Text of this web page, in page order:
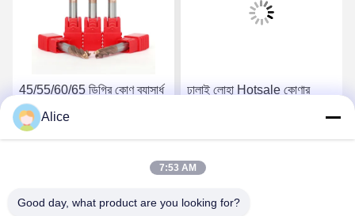
45/55/60/65 ডিগ্রি কোণ ব্যাসার্ধ
অ-লোহার ধাতুর জন্য শেষ মিল
OEM/ODM কাস্টমাইজড লোগো
ঢালাই লোহা Hotsale কোণার
Alice
7:53 AM
Good day, what product are you looking for?